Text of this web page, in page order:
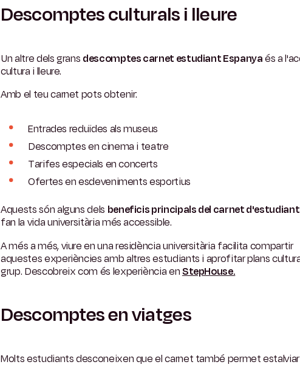
Descomptes culturals i lleure
Un altre dels grans descomptes carnet estudiant Espanyaés a
cultura i lleure.
Amb el teu carnet pots obtenir:
Entrades reduïdes als museus
Descomptes en cinema i teatre
Tarifes especials en concerts
Ofertes en esdeveniments esportius
Aquests són alguns dels beneficis principals del carnet d'estudiant
fan la vida universitària més accessible.
A més a més, viure en una residència universitària facilita compartir
aquestes experiències amb altres estudiants i aprofitar plans
grup. Descobreix com és lexperiència enStepHouse.
Descomptes en viatges
Molts estudiants desconeixen que el carnet també permet estalviar